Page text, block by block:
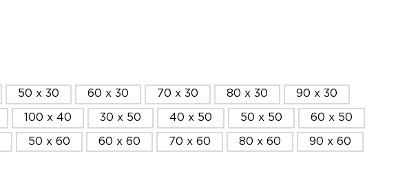
50 x 30 60 x 30 70 x 30 80 x 30 90 x 30
100 x 40 30 x 50 40 x 50 50 x 50 60 x 50
50 x 60 60 x 60 70 x 60 80 x 60 90 x 60